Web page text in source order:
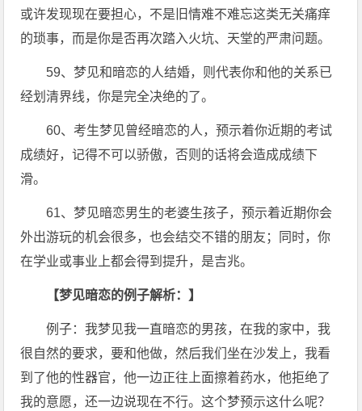
或许发现现在要担心，不是旧情难不难忘这类无关痛痒
的琐事，而是你是否再次踏入火坑、天堂的严肃问题。
59、梦见和暗恋的人结婚，则代表你和他的关系已
经划清界线，你是完全决绝的了。
60、考生梦见曾经暗恋的人，预示着你近期的考试
成绩好，记得不可以骄傲，否则的话将会造成成绩下
滑。
61、梦见暗恋男生的老婆生孩子，预示着近期你会
外出游玩的机会很多，也会结交不错的朋友；同时，你
在学业或事业上都会得到提升，是吉兆。
【梦见暗恋的例子解析：】
例子：我梦见我一直暗恋的男孩，在我的家中，我
很自然的要求，要和他做，然后我们坐在沙发上，我看
到了他的性器官，他一边正往上面擦着药水，他拒绝了
我的意愿，还一边说现在不行。这个梦预示这什么呢？